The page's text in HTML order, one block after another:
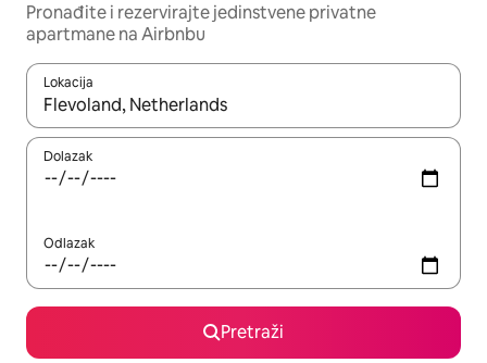
Pronađite i rezervirajte jedinstvene privatne
apartmane na Airbnbu
Lokacija
Kada budu dostupni rezultati, moći ćete ih pregledati
Dolazak
Odlazak
Pretraži